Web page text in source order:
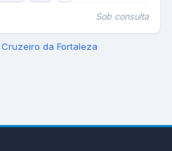
Sob consulta
Cruzeiro da Fortaleza